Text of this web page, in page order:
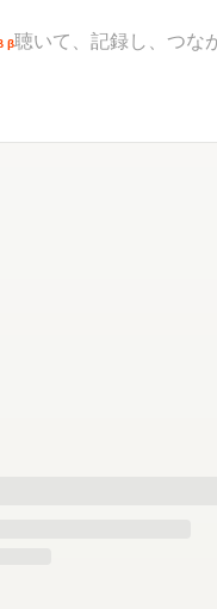
β聴いて、記録し、つな